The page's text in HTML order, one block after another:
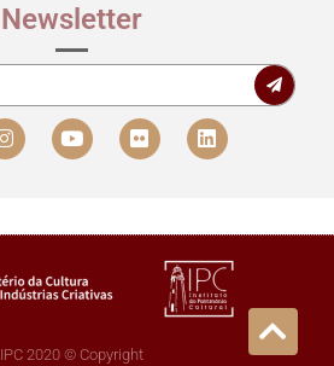
Newsletter
IPC 2020 © Copyright